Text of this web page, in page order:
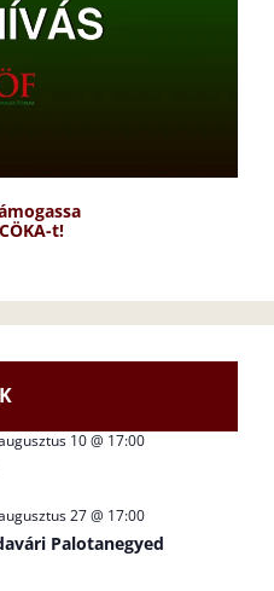
t!
10 @ 17:00
27 @ 17:00
Palotanegyed